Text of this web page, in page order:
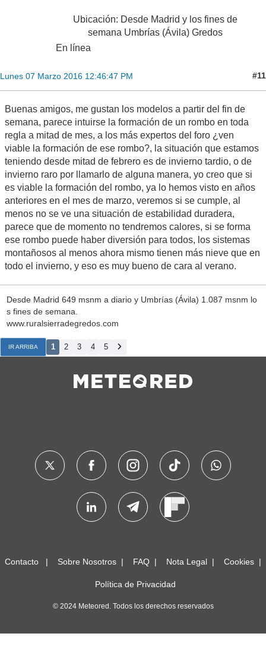
Ubicación: Desde Madrid y los fines de
semana Umbrías (Ávila) Gredos
En línea
Lunes 07 Marzo 2016 12:46:47 PM #11
Buenas amigos, me gustan los modelos a partir del fin de
semana, parece intuirse la formación de un rombo en toda
regla a mitad de mes, a los más expertos del foro ¿ven
viable la formación de ese rombo?, la situación que estamos
teniendo desde mitad de febrero es de invierno tardio, o de
invierno raro por llamarlo de alguna manera, yo creo que si
es viable la formación del rombo, ya lo hemos visto en años
anteriores en el mes de marzo, veremos si se cumple, al
menos no se ve una situación de estabilidad duradera,
parece que de momento no tendremos calores, si se forma
ese rombo puede haber diversión para todos, los sistemas
montañosos al menos ahora mismo tienen más nieve que en
todo el invierno, y eso es muy bueno de cara al verano.
Desde Madrid 649 msnm a diario y Umbrías (Ávila) 1.087 msnm lo
s fines de semana.
www.ruralsierradegredos.com
IR ARRIBA 1 2 3 4 5
Contacto Sobre Nosotros FAQ Nota Legal Cookies
Política de Privacidad
© 2024 Meteored. Todos los derechos reservados